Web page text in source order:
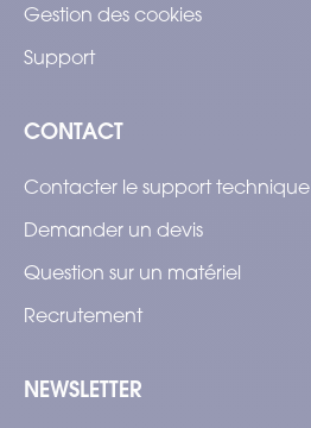
Gestion des cookies
Support
CONTACT
Contacter le support technique
Demander un devis
Question sur un matériel
Recrutement
NEWSLETTER